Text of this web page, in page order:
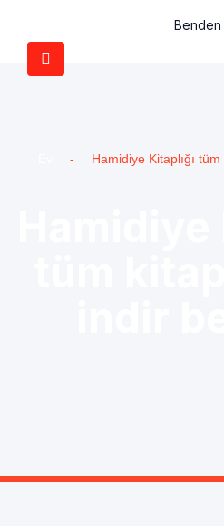
Benden
- Hamidiye Kitaplığı